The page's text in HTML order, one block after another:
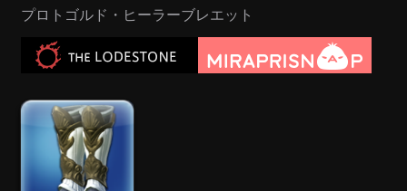
プロトゴルド・ヒーラーブレエット